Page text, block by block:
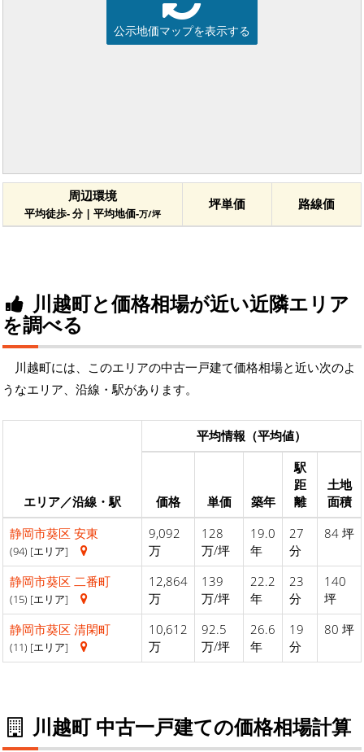
公示地価マップを表示する
周辺環境
平均徒歩- 分 | 平均地価-万/坪
坪単価 路線価
川越町と価格相場が近い近隣エリア
を調べる
川越町には、このエリアの中古一戸建て価格相場と近い次のよ
うなエリア、沿線・駅があります。
エリア／沿線・駅
平均情報（平均値）
価格 単価 築年
駅
距
離
土地
面積
静岡市葵区 安東
(94) [エリア]
9,092
万
128
万/坪
19.0
年
27
分
84 坪
静岡市葵区 二番町
(15) [エリア]
12,864
万
139
万/坪
22.2
年
23
分
140
坪
静岡市葵区 清閑町
(11) [エリア]
10,612
万
92.5
万/坪
26.6
年
19
分
80 坪
川越町 中古一戸建ての価格相場計算